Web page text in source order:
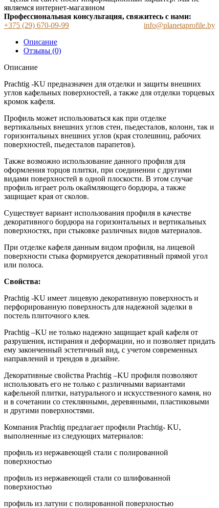
являемся интернет-магазином
Профессиональная консультация, свяжитесь с нами:
+375 (29) 670-09-99
info@planetaprofile.by
Описание
Отзывы (0)
Описание
Prachtig -KU предназначен для отделки и защиты внешних
углов кафельных поверхностей, а также для отделки торцевых
кромок кафеля.
Профиль может использоваться как при отделке
вертикальных внешних углов стен, пьедесталов, колонн, так и
горизонтальных внешних углов (края столешниц, рабочих
поверхностей, пьедесталов парапетов).
Также возможно использование данного профиля для
оформления торцов плитки, при соединении с другими
видами поверхностей в одной плоскости. В этом случае
профиль играет роль окаймляющего бордюра, а также
защищает края от сколов.
Существует вариант использования профиля в качестве
декоративного бордюра на горизонтальных и вертикальных
поверхностях, при стыковке различных видов материалов.
При отделке кафеля данным видом профиля, на лицевой
поверхности стыка формируется декоративный прямой угол
или полоса.
Свойства:
Prachtig -KU имеет лицевую декоративную поверхность и
перфорированную поверхность для надежной заделки в
постель плиточного клея.
Prachtig –KU не только надежно защищает край кафеля от
разрушения, истирания и деформации, но и позволяет придать
ему законченный эстетичный вид, с учетом современных
направлений и трендов в дизайне.
Декоративные свойства Prachtig –KU профиля позволяют
использовать его не только с различными вариантами
кафельной плитки, натурального и искусственного камня, но
и в сочетании со стеклянными, деревянными, пластиковыми
и другими поверхностями.
Компания Prachtig предлагает профили Prachtig- KU,
выполненные из следующих материалов:
профиль из нержавеющей стали с полированной
поверхностью
профиль из нержавеющей стали со шлифованной
поверхностью
профиль из латуни с полированной поверхностью